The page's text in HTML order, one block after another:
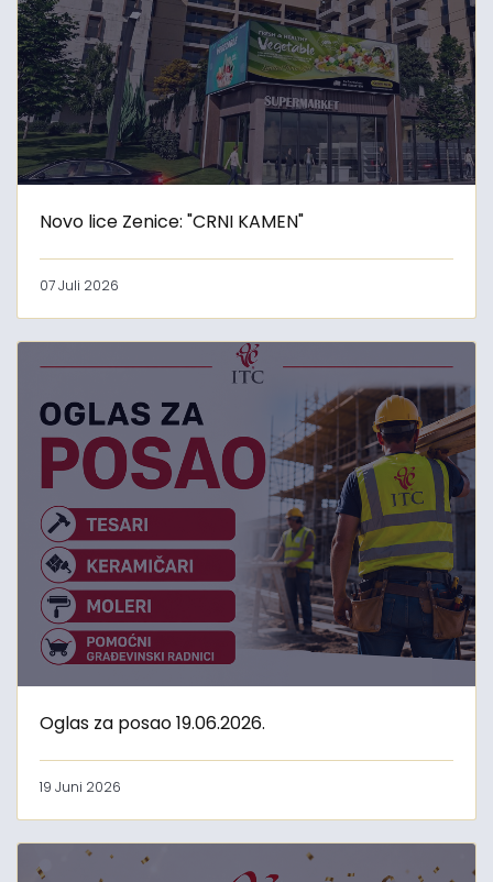
Novo lice Zenice: "CRNI KAMEN"
07 Juli 2026
Oglas za posao 19.06.2026.
19 Juni 2026